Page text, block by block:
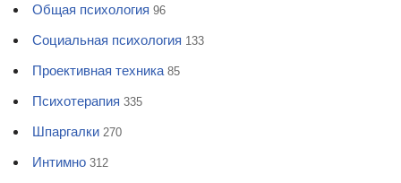
Общая психология 96
Социальная психология 133
Проективная техника 85
Психотерапия 335
Шпаргалки 270
Интимно 312